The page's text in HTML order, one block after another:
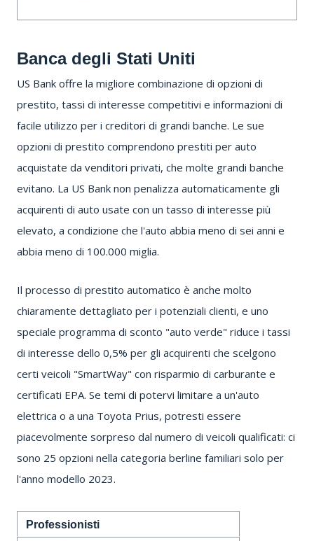
Banca degli Stati Uniti
US Bank offre la migliore combinazione di opzioni di
prestito, tassi di interesse competitivi e informazioni di
facile utilizzo per i creditori di grandi banche. Le sue
opzioni di prestito comprendono prestiti per auto
acquistate da venditori privati, che molte grandi banche
evitano. La US Bank non penalizza automaticamente gli
acquirenti di auto usate con un tasso di interesse più
elevato, a condizione che l'auto abbia meno di sei anni e
abbia meno di 100.000 miglia.
Il processo di prestito automatico è anche molto
chiaramente dettagliato per i potenziali clienti, e uno
speciale programma di sconto "auto verde" riduce i tassi
di interesse dello 0,5% per gli acquirenti che scelgono
certi veicoli "SmartWay" con risparmio di carburante e
certificati EPA. Se temi di potervi limitare a un'auto
elettrica o a una Toyota Prius, potresti essere
piacevolmente sorpreso dal numero di veicoli qualificati: ci
sono 25 opzioni nella categoria berline familiari solo per
l'anno modello 2023.
Professionisti